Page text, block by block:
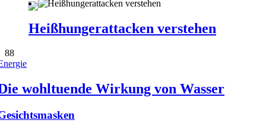
Heißhungerattacken verstehen
88
wohltuende Wirkung von Wasser